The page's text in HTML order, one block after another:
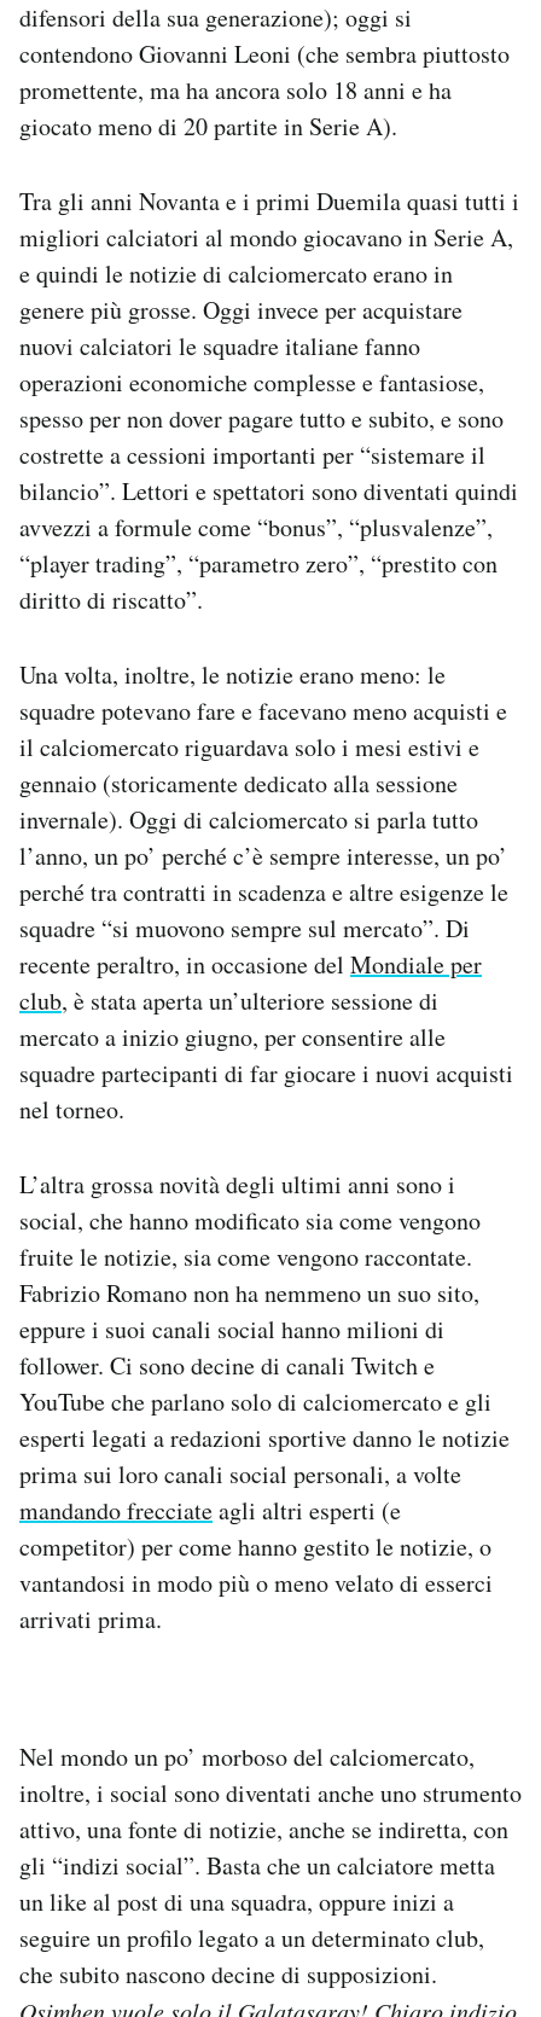
difensori della sua generazione); oggi si
contendono Giovanni Leoni (che sembra piuttosto
promettente, ma ha ancora solo 18 anni e ha
giocato meno di 20 partite in Serie A).
Tra gli anni Novanta e i primi Duemila quasi tutti i
migliori calciatori al mondo giocavano in Serie A,
e quindi le notizie di calciomercato erano in
genere più grosse. Oggi invece per acquistare
nuovi calciatori le squadre italiane fanno
operazioni economiche complesse e fantasiose,
spesso per non dover pagare tutto e subito, e sono
costrette a cessioni importanti per “sistemare il
bilancio”. Lettori e spettatori sono diventati quindi
avvezzi a formule come “bonus”, “plusvalenze”,
“player trading”, “parametro zero”, “prestito con
diritto di riscatto”.
Una volta, inoltre, le notizie erano meno: le
squadre potevano fare e facevano meno acquisti e
il calciomercato riguardava solo i mesi estivi e
gennaio (storicamente dedicato alla sessione
invernale). Oggi di calciomercato si parla tutto
l’anno, un po’ perché c’è sempre interesse, un po’
perché tra contratti in scadenza e altre esigenze le
squadre “si muovono sempre sul mercato”. Di
recente peraltro, in occasione del Mondiale per
club, è stata aperta un’ulteriore sessione di
mercato a inizio giugno, per consentire alle
squadre partecipanti di far giocare i nuovi acquisti
nel torneo.
L’altra grossa novità degli ultimi anni sono i
social, che hanno modificato sia come vengono
fruite le notizie, sia come vengono raccontate.
Fabrizio Romano non ha nemmeno un suo sito,
eppure i suoi canali social hanno milioni di
follower. Ci sono decine di canali Twitch e
YouTube che parlano solo di calciomercato e gli
esperti legati a redazioni sportive danno le notizie
prima sui loro canali social personali, a volte
mandando frecciateagli altri esperti (e
competitor) per come hanno gestito le notizie, o
vantandosi in modo più o meno velato di esserci
arrivati prima.
Nel mondo un po’ morboso del calciomercato,
inoltre, i social sono diventati anche uno strumento
attivo, una fonte di notizie, anche se indiretta, con
gli “indizi social”. Basta che un calciatore metta
un like al post di una squadra, oppure inizi a
seguire un profilo legato a un determinato club,
che subito nascono decine di supposizioni.